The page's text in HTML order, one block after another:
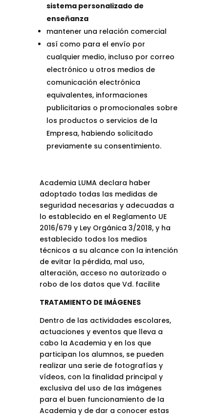
sistema personalizado de
enseñanza
mantener una relación comercial
así como para el envío por
cualquier medio, incluso por correo
electrónico u otros medios de
comunicación electrónica
equivalentes, informaciones
publicitarias o promocionales sobre
los productos o servicios de la
Empresa, habiendo solicitado
previamente su consentimiento.
Academia LUMA declara haber
adoptado todas las medidas de
seguridad necesarias y adecuadas a
lo establecido en el Reglamento UE
2016/679 y Ley Orgánica 3/2018, y ha
establecido todos los medios
técnicos a su alcance con la intención
de evitar la pérdida, mal uso,
alteración, acceso no autorizado o
robo de los datos que Vd. facilite
TRATAMIENTO DE IMÁGENES
Dentro de las actividades escolares,
actuaciones y eventos que lleva a
cabo la Academia y en los que
participan los alumnos, se pueden
realizar una serie de fotografías y
vídeos, con la finalidad principal y
exclusiva del uso de las imágenes
para el buen funcionamiento de la
Academia y de dar a conocer estas